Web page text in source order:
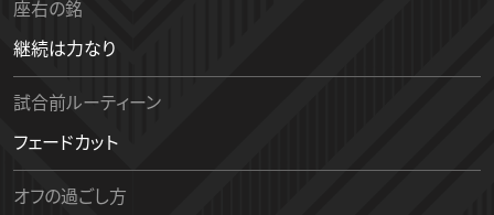
座右の銘
継続は力なり
試合前ルーティーン
フェードカット
オフの過ごし方